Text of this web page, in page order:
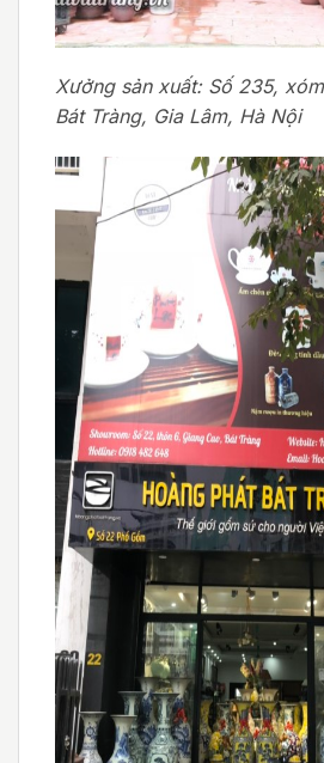
Xưởng sản xuất: Số 235,
Bát Tràng, Gia Lâm, Hà Nội